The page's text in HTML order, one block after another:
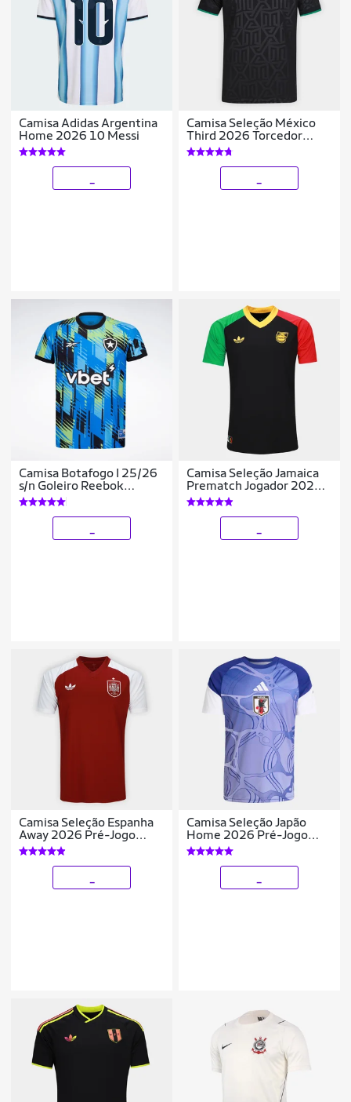
Camisa Adidas Argentina
Home 2026 10 Messi
Camisa Seleção México
Third 2026 Torcedor
Adidas Originals
Masculina
Camisa Botafogo I 25/26
s/n Goleiro Reebok
Masculina
Camisa Seleção Jamaica
Prematch Jogador 2026
Masculina
Camisa Seleção Espanha
Away 2026 Pré-Jogo
Adidas Originals
Masculina
Camisa Seleção Japão
Home 2026 Pré-Jogo
Adidas Masculina